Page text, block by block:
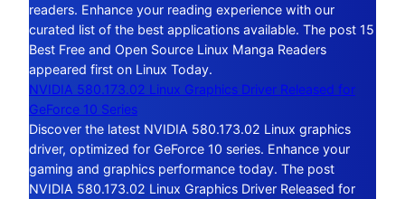
readers. Enhance your reading experience with our
curated list of the best applications available. The post 15
Best Free and Open Source Linux Manga Readers
appeared first on Linux Today.
NVIDIA 580.173.02 Linux Graphics Driver Released for
GeForce 10 Series
Discover the latest NVIDIA 580.173.02 Linux graphics
driver, optimized for GeForce 10 series. Enhance your
gaming and graphics performance today. The post
NVIDIA 580.173.02 Linux Graphics Driver Released for